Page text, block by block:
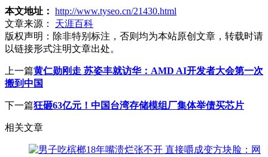
本文地址： http://www.tyseo.cn/21430.html
文章来源：
天涯百科
版权声明： 除非特别标注，否则均为本站原创文章，转载时请
以链接形式注明文章出处。
上一篇黄仁勋刚走 苏姿丰就访华：AMD AI开发者大会第一次
搬到中国
下一篇狂砸63亿元！中国台湾存储模组厂集体举债买芯片
相关文章